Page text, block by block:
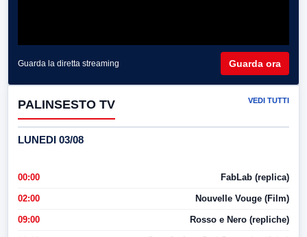
Guarda la diretta streaming Guarda ora
PALINSESTO TV VEDI TUTTI
LUNEDI 03/08
00:00 FabLab (replica)
02:00 Nouvelle Vouge (Film)
09:00 Rosso e Nero (repliche)